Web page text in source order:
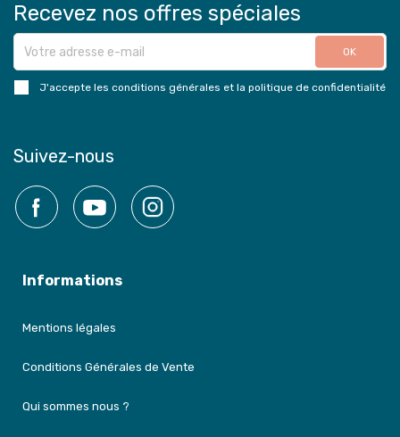
Recevez nos offres spéciales
J'accepte les conditions générales et la politique de confidentialité
Suivez-nous
Facebook YouTube
Informations
Mentions légales
Conditions Générales de Vente
Qui sommes nous ?